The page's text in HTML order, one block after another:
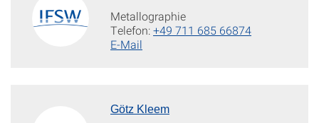
Metallographie
Telefon:+49 711 685 66874
E-Mail
Götz Kleem